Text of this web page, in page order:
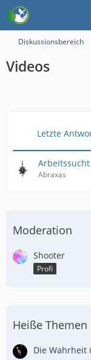
Diskussionsbereich
Videos
Letzte
Abraxas
Moderation
Shooter
Profi
Heiße Themen
Die Wahrheit